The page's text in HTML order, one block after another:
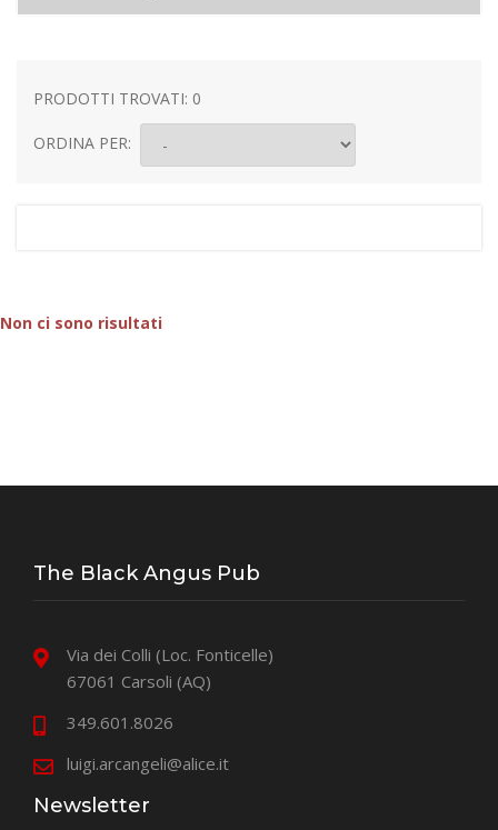
PRODOTTI TROVATI: 0
ORDINA PER:
Non ci sono risultati
The Black Angus Pub
Via dei Colli (Loc. Fonticelle)
67061 Carsoli (AQ)
349.601.8026
luigi.arcangeli@alice.it
Newsletter